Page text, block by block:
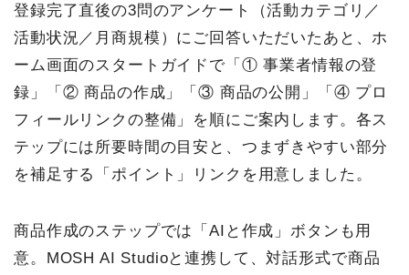
登録完了直後の3問のアンケート（活動カテゴリ／
活動状況／月商規模）にご回答いただいたあと、ホ
ーム画面のスタートガイドで「① 事業者情報の登
録」「② 商品の作成」「③ 商品の公開」「④ プロ
フィールリンクの整備」を順にご案内します。各ス
テップには所要時間の目安と、つまずきやすい部分
を補足する「ポイント」リンクを用意しました。
商品作成のステップでは「AIと作成」ボタンも用
意。MOSH AI Studioと連携して、対話形式で商品